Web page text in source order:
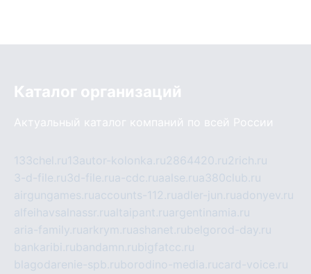
Каталог организаций
Актуальный каталог компаний по всей России
133chel.ru13autor-kolonka.ru2864420.ru2rich.ru
3-d-file.ru3d-file.rua-cdc.ruaalse.rua380club.ru
airgungames.ruaccounts-112.ruadler-jun.ruadonyev.ru
alfeihavsalnassr.rualtaipant.ruargentinamia.ru
aria-family.ruarkrym.ruashanet.rubelgorod-day.ru
bankaribi.rubandamn.rubigfatcc.ru
blagodarenie-spb.ruborodino-media.rucard-voice.ru